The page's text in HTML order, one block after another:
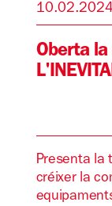
Oberta
Presenta la
créixer la